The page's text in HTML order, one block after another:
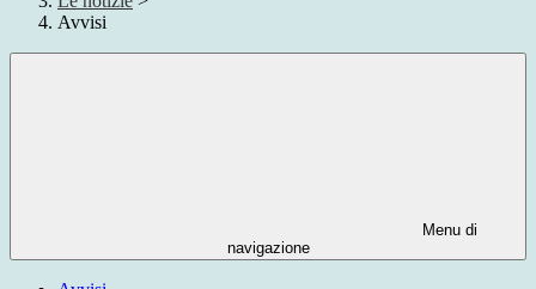
Avvisi
Menu di
navigazione